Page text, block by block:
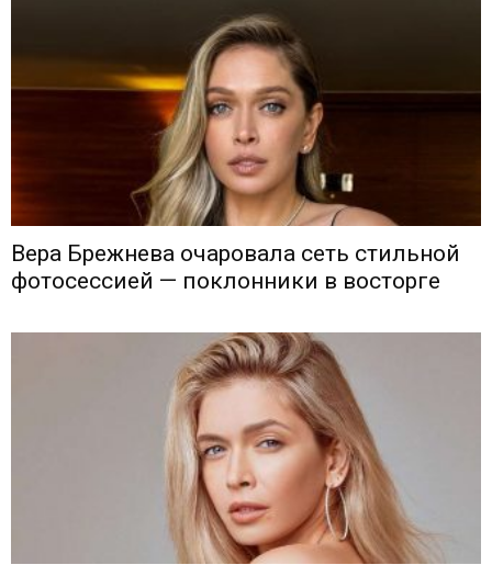
Вера Брежнева очаровала сеть стильной
фотосессией — поклонники в восторге